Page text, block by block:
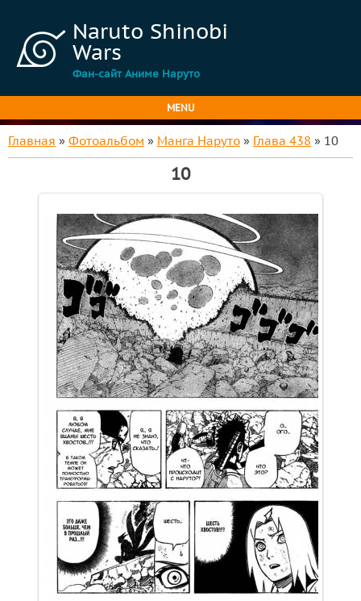
Naruto Shinobi
Wars
Фан-сайт Аниме Наруто
MENU
Главная » Фотоальбом » Манга Наруто » Глава 438 » 10
10